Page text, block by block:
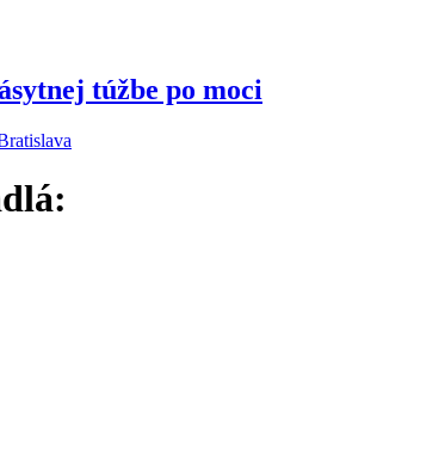
túžbe po moci